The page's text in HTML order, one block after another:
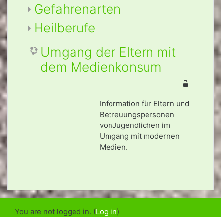
Gefahrenarten
Heilberufe
Umgang der Eltern mit
dem Medienkonsum
Information für Eltern und
Betreuungspersonen
vonJugendlichen im
Umgang mit modernen
Medien.
You are not logged in. (Log in)